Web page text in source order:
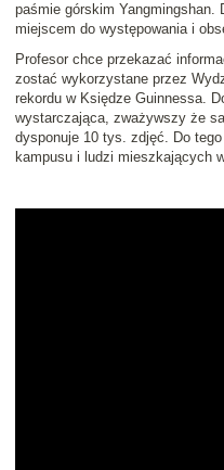
paśmie górskim Yangmingshan.
miejscem do występowania i
Profesor chce przekazać
zostać wykorzystane przez
rekordu w Księdze Guinnessa.
wystarczająca, zważywszy że
dysponuje 10 tys. zdjęć. Do
kampusu i ludzi mieszkających